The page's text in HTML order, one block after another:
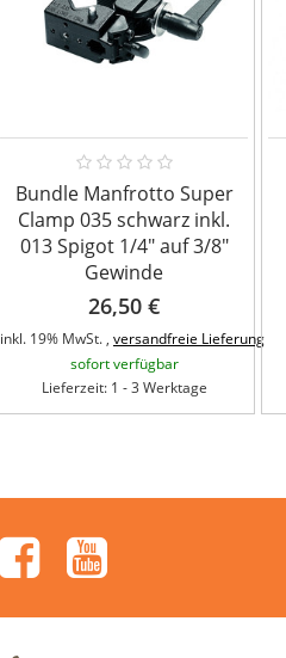
Bundle Manfrotto Super
Clamp 035 schwarz inkl.
013 Spigot 1/4" auf 3/8"
Gewinde
26,50 €
inkl. 19% MwSt. , versandfreie Lieferung
sofort verfügbar
Lieferzeit: 1 - 3 Werktage